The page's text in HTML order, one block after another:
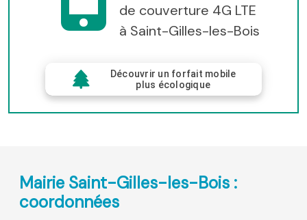
de couverture 4G LTE
à Saint-Gilles-les-Bois
Découvrir un forfait mobile
plus écologique
Mairie Saint-Gilles-les-Bois :
coordonnées